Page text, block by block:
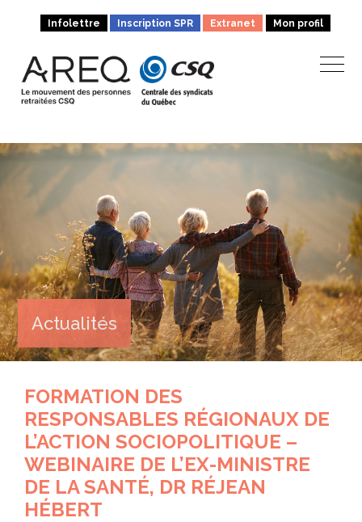
Infolettre Inscription SPR Extranet Mon profil
Actualités
FORMATION DES
RESPONSABLES RÉGIONAUX DE
L’ACTION SOCIOPOLITIQUE –
WEBINAIRE DE L’EX-MINISTRE
DE LA SANTÉ, DR RÉJEAN
HÉBERT